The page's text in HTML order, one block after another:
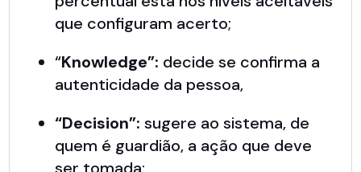
que configuram acerto;
“Knowledge”: decide se confirma a
autenticidade da pessoa,
“Decision”: sugere ao sistema, de
quem é guardião, a ação que deve